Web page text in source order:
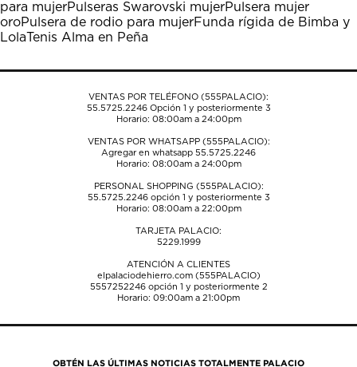
para mujerPulseras Swarovski mujerPulsera mujer
oroPulsera de rodio para mujerFunda rígida de Bimba y
LolaTenis Alma en Peña
VENTAS POR TELÉFONO (555PALACIO):
55.5725.2246Opción 1 y posteriormente 3
Horario: 08:00am a 24:00pm
VENTAS POR WHATSAPP (555PALACIO):
Agregar en whatsapp 55.5725.2246
Horario: 08:00am a 24:00pm
PERSONAL SHOPPING (555PALACIO):
55.5725.2246opción 1 y posteriormente 3
Horario: 08:00am a 22:00pm
TARJETA PALACIO:
5229.1999
ATENCIÓN A CLIENTES
elpalaciodehierro.com (555PALACIO)
5557252246opción 1 y posteriormente 2
Horario: 09:00am a 21:00pm
OBTÉN LAS ÚLTIMAS NOTICIAS TOTALMENTE PALACIO